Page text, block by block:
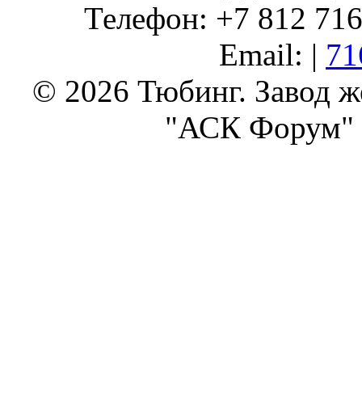
Телефон: +7 812
Email: |
© 2026 Тюбинг. Завод
"АСК Форум"